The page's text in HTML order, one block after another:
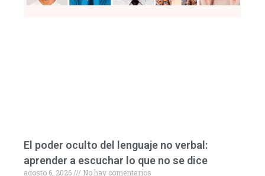
El poder oculto del lenguaje no verbal:
aprender a escuchar lo que no se dice
agosto 6, 2026
No hay comentarios